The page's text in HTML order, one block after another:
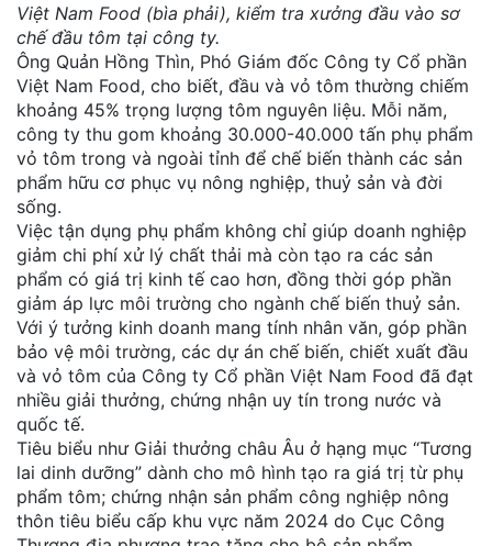
Việt Nam Food (bìa phải), kiểm tra xưởng đầu vào sơ
chế đầu tôm tại công ty.
Ông Quản Hồng Thìn, Phó Giám đốc Công ty Cổ phần
Việt Nam Food, cho biết, đầu và vỏ tôm thường chiếm
khoảng 45% trọng lượng tôm nguyên liệu. Mỗi năm,
công ty thu gom khoảng 30.000-40.000 tấn phụ phẩm
vỏ tôm trong và ngoài tỉnh để chế biến thành các sản
phẩm hữu cơ phục vụ nông nghiệp, thuỷ sản và đời
sống.
Việc tận dụng phụ phẩm không chỉ giúp doanh nghiệp
giảm chi phí xử lý chất thải mà còn tạo ra các sản
phẩm có giá trị kinh tế cao hơn, đồng thời góp phần
giảm áp lực môi trường cho ngành chế biến thuỷ sản.
Với ý tưởng kinh doanh mang tính nhân văn, góp phần
bảo vệ môi trường, các dự án chế biến, chiết xuất đầu
và vỏ tôm của Công ty Cổ phần Việt Nam Food đã đạt
nhiều giải thưởng, chứng nhận uy tín trong nước và
quốc tế.
Tiêu biểu như Giải thưởng châu Âu ở hạng mục “Tương
lai dinh dưỡng” dành cho mô hình tạo ra giá trị từ phụ
phẩm tôm; chứng nhận sản phẩm công nghiệp nông
thôn tiêu biểu cấp khu vực năm 2024 do Cục Công